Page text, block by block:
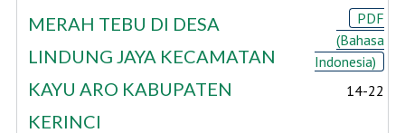
MERAH TEBU DI DESA
LINDUNG JAYA KECAMATAN
KAYU ARO KABUPATEN
KERINCI
PDF
(Bahasa
Indonesia)
14-22